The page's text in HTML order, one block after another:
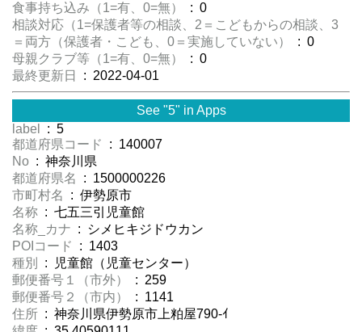
食事持ち込み（1=有、0=無）
: 0
相談対応（1=保護者等の相談、2＝こどもからの相談、3
＝両方（保護者・こども、0＝実施していない）
: 0
母親クラブ等（1=有、0=無）
: 0
最終更新日
: 2022-04-01
See "5" in Apps
label
: 5
都道府県コード
: 140007
No : 神奈川県
都道府県名
: 1500000226
市町村名
: 伊勢原市
名称 : 七五三引児童館
名称_カナ : シメヒキジドウカン
POIコード
: 1403
種別
: 児童館（児童センター）
郵便番号１（市外）
: 259
郵便番号２（市内）
: 1141
住所 : 神奈川県伊勢原市上粕屋790-ｲ